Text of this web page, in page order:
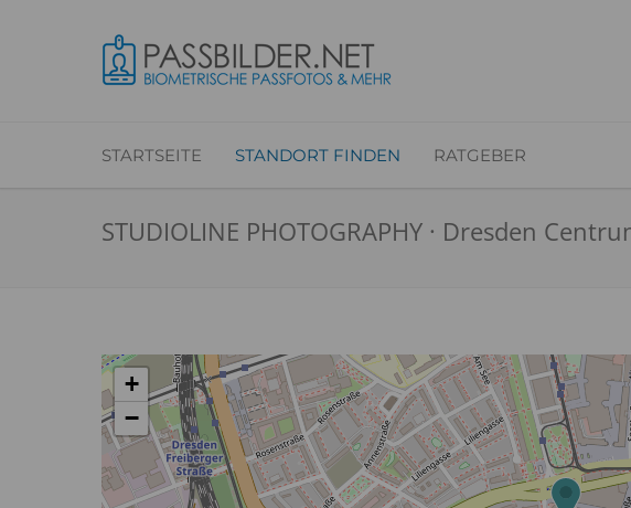
STARTSEITE STANDORT FINDEN RATGEBER
STUDIOLINE PHOTOGRAPHY · Dresden
+
−